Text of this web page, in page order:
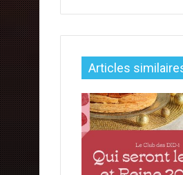
Articles